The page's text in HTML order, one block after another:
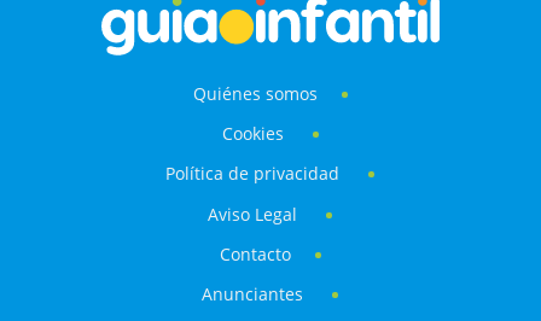
Quiénes somos
Cookies
Política de privacidad
Aviso Legal
Contacto
Anunciantes